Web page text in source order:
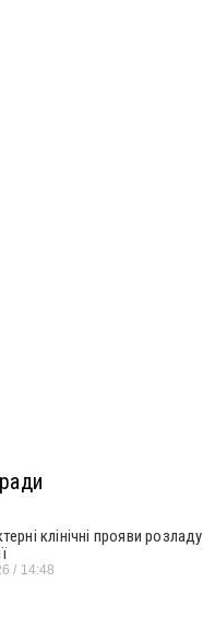
клінічні прояви розладу
14:48